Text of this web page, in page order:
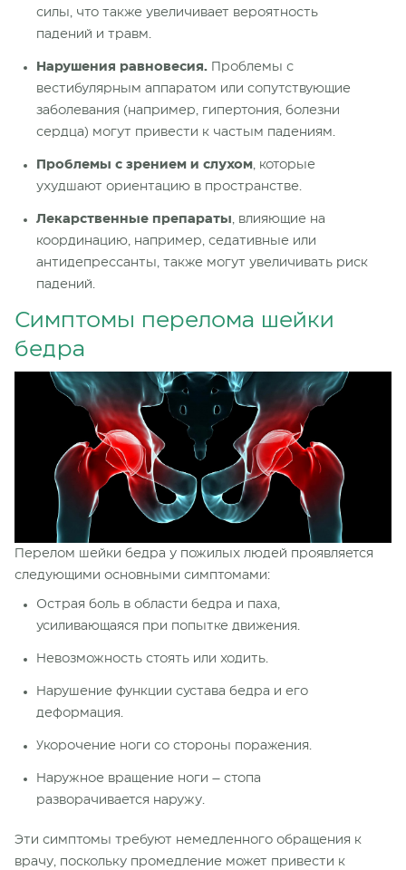
силы, что также увеличивает вероятность
падений и травм.
Нарушения равновесия. Проблемы с
вестибулярным аппаратом или сопутствующие
заболевания (например, гипертония, болезни
сердца) могут привести к частым падениям.
Проблемы с зрением и слухом, которые
ухудшают ориентацию в пространстве.
Лекарственные препараты, влияющие на
координацию, например, седативные или
антидепрессанты, также могут увеличивать риск
падений.
Симптомы перелома шейки
бедра
Перелом шейки бедра у пожилых людей проявляется
следующими основными симптомами:
Острая боль в области бедра и паха,
усиливающаяся при попытке движения.
Невозможность стоять или ходить.
Нарушение функции сустава бедра и его
деформация.
Укорочение ноги со стороны поражения.
Наружное вращение ноги – стопа
разворачивается наружу.
Эти симптомы требуют немедленного обращения к
врачу, поскольку промедление может привести к